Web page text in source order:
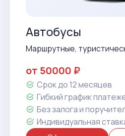
Автобусы
Маршрутные,
от 50000 ₽
Срок до 12 месяцев
Гибкий график
Без залога и
Индивидуальная